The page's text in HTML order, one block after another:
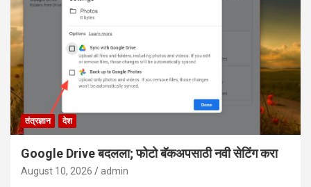
तंत्रज्ञान देश
Google Drive बदलला; फोटो बॅकअपसाठी नवी सेटिंग करा
August 10, 2026 admin